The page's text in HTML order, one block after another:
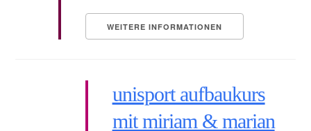
WEITERE INFORMATIONEN
unisport aufbaukurs
mit miriam & marian